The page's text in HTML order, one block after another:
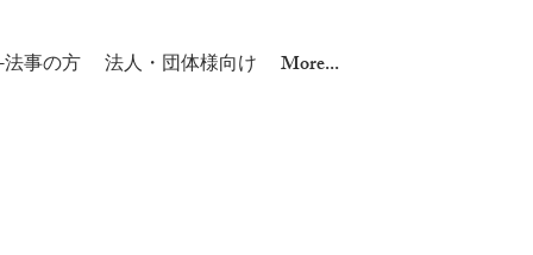
事の方 法人・団体様向け More...